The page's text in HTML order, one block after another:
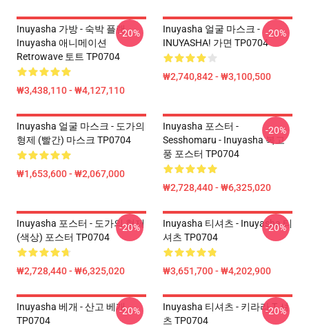
Inuyasha 가방 - 숙박 플랜
Inuyasha 애니메이션
Retrowave 토트 TP0704
₩3,438,110 - ₩4,127,110
-20%
Inuyasha 얼굴 마스크 -
INUYASHA! 가면 TP0704
₩2,740,842 - ₩3,100,500
-20%
Inuyasha 얼굴 마스크 - 도가의
형제 (빨간) 마스크 TP0704
₩1,653,600 - ₩2,067,000
Inuyasha 포스터 -
Sesshomaru - Inuyasha 복고
풍 포스터 TP0704
₩2,728,440 - ₩6,325,020
-20%
Inuyasha 포스터 - 도가의 형제
(색상) 포스터 TP0704
₩2,728,440 - ₩6,325,020
-20%
Inuyasha 티셔츠 - Inuyasha 티
셔츠 TP0704
₩3,651,700 - ₩4,202,900
-20%
Inuyasha 베개 - 산고 베개
TP0704
-20%
Inuyasha 티셔츠 - 키라라 T 셔
츠 TP0704
-20%